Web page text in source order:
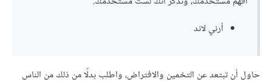
أرني لاند
حاول أن تبتعد عن التخمين والافتراض، واطلب بدلًا من ذلك من الناس